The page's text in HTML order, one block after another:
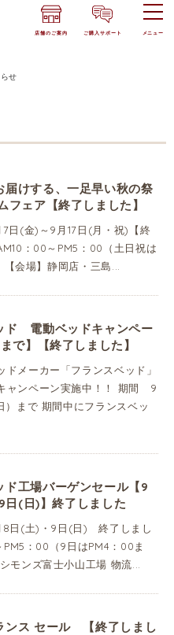
店舗のご案内 ご購入サポート メニュー
せ
届けする、一足早い秋の祭
フェア【終了しました】
7日(金)～9月17日(月・祝)【終
：00～PM5：00（土日祝は
会場】静岡店・三島...
ド 電動ベッドキャンペー
で】【終了しました】
ドメーカー「フランスベッド」
ャンペーン実施中！！ 期間 9
）まで 期間中にフランスベッ
ド工場バーゲンセール【9
日(日)】終了しました
8日(土)・9日(日) 終了しまし
PM5：00（9日はPM4：00ま
モンズ富士小山工場 物流...
ンス セール 【終了しまし